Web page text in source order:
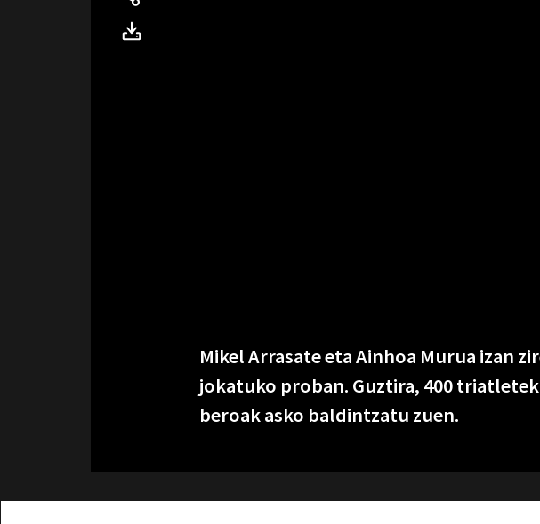
Mikel Arrasate eta Ainhoa Murua izan
jokatuko proban. Guztira, 400
beroak asko baldintzatu zuen.